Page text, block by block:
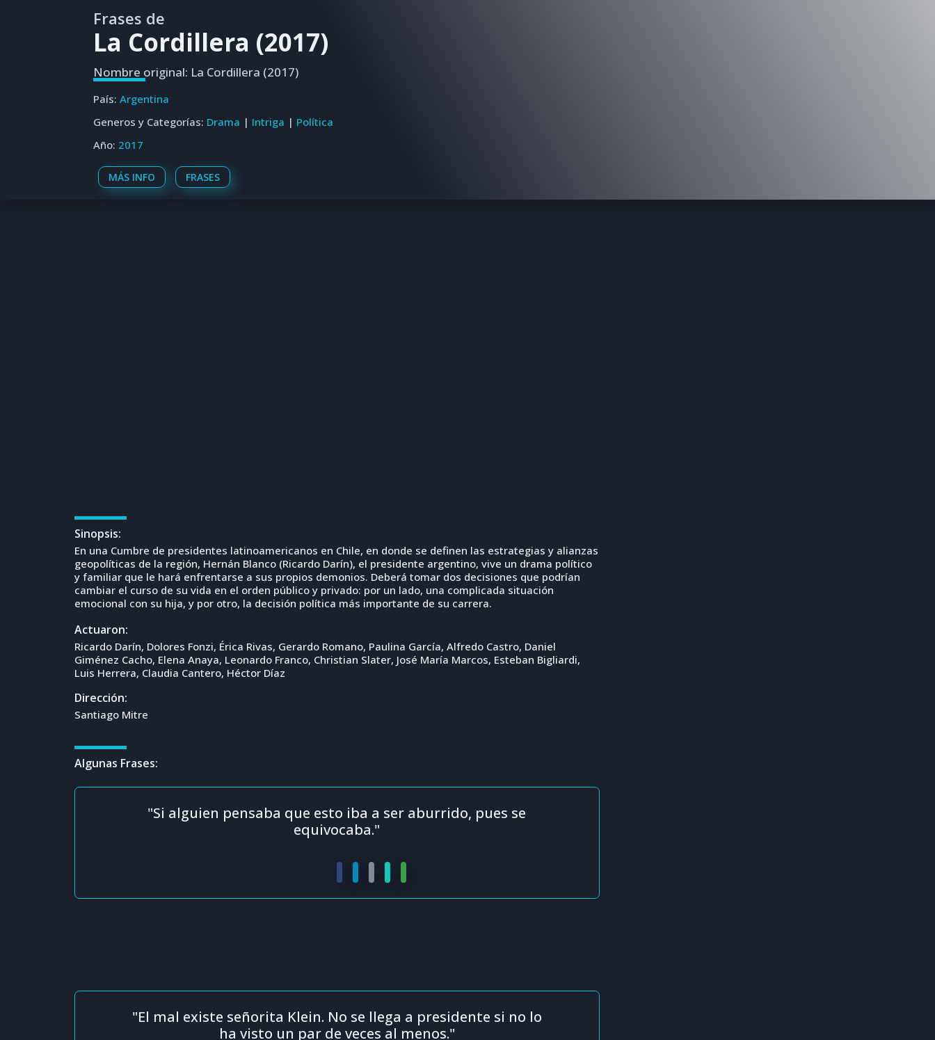
Frases de
La Cordillera (2017)
Nombre original: La Cordillera (2017)
País:Argentina
Generos y Categorías: Drama | Intriga | Política
Año: 2017
MÁS INFO FRASES
Sinopsis:
En una Cumbre de presidentes latinoamericanos en Chile, en donde se definen las estrategias y alianzas
geopolíticas de la región, Hernán Blanco (Ricardo Darín), el presidente argentino, vive un drama político
y familiar que le hará enfrentarse a sus propios demonios. Deberá tomar dos decisiones que podrían
cambiar el curso de su vida en el orden público y privado: por un lado, una complicada situación
emocional con su hija, y por otro, la decisión política más importante de su carrera.
Actuaron:
Ricardo Darín, Dolores Fonzi, Érica Rivas, Gerardo Romano, Paulina García, Alfredo Castro, Daniel
Giménez Cacho, Elena Anaya, Leonardo Franco, Christian Slater, José María Marcos, Esteban Bigliardi,
Luis Herrera, Claudia Cantero, Héctor Díaz
Dirección:
Santiago Mitre
Algunas Frases:
"Si alguien pensaba que esto iba a ser aburrido, pues se
equivocaba."
"El mal existe señorita Klein. No se llega a presidente si no lo
ha visto un par de veces al menos."